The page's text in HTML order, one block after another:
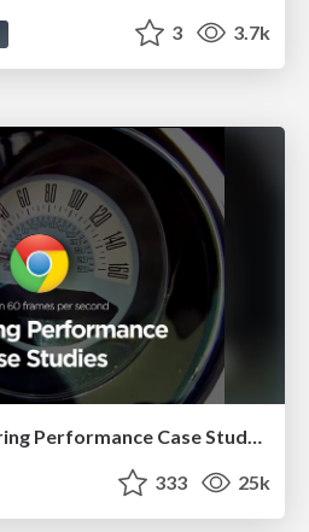
3 3.7k
VelocityConf: Rendering Performance Case Studies
333 25k